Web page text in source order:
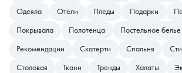
Одеяла
Отели Пледы Подарки
Покрывала
Полотенца Постельное белье
Рекомендации
Скатерти Спальня
Столовая
Ткани Тренды Халаты